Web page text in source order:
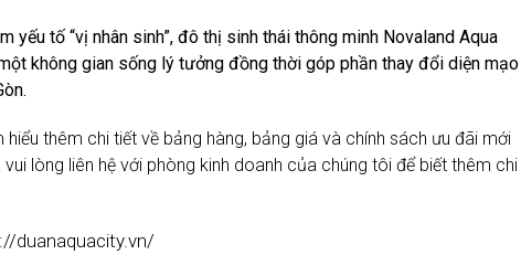
yếu tố “vị nhân sinh”, đô thị sinh thái thông minh Novaland Aqua
không gian sống lý tưởng đồng thời góp phần thay đổi diện mạo
hiểu thêm chi tiết về bảng hàng, bảng giá và chính sách ưu đãi mới
vui lòng liên hệ với phòng kinh doanh của chúng tôi để biết thêm chi
duanaquacity.vn/